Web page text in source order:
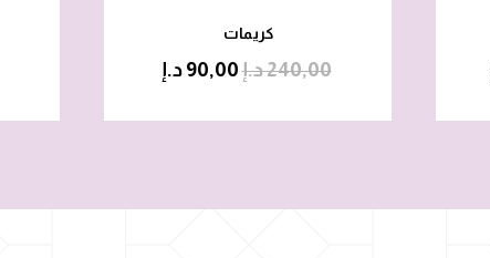
كريمات
240,00د.إ90,00 د.إ